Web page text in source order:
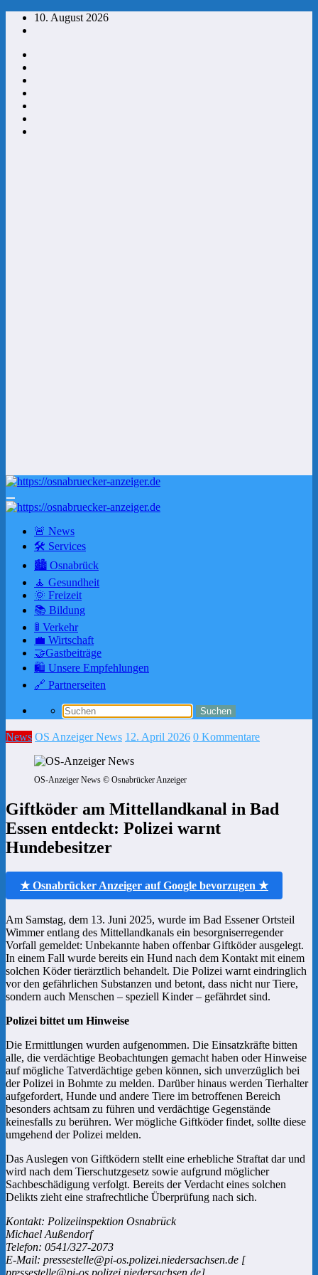
Zum
Inhalt
10. August 2026
🚨 News
🛠 Services
🏙️ Osnabrück
🧘 Gesundheit
🌞 Freizeit
📚 Bildung
🚦 Verkehr
💼 Wirtschaft
🤝Gastbeiträge
🛍️ Unsere Empfehlungen
🔗 Partnerseiten
News OS Anzeiger News 12. April 2026 0 Kommentare
OS-Anzeiger News © Osnabrücker Anzeiger
Giftköder am Mittellandkanal in Bad
Essen entdeckt: Polizei warnt
Hundebesitzer
★ Osnabrücker Anzeiger auf Google bevorzugen ★
Am Samstag, dem 13. Juni 2025, wurde im Bad Essener Ortsteil
Wimmer entlang des Mittellandkanals ein besorgniserregender
Vorfall gemeldet: Unbekannte haben offenbar Giftköder ausgelegt.
In einem Fall wurde bereits ein Hund nach dem Kontakt mit einem
solchen Köder tierärztlich behandelt. Die Polizei warnt eindringlich
vor den gefährlichen Substanzen und betont, dass nicht nur Tiere,
sondern auch Menschen – speziell Kinder – gefährdet sind.
Polizei bittet um Hinweise
Die Ermittlungen wurden aufgenommen. Die Einsatzkräfte bitten
alle, die verdächtige Beobachtungen gemacht haben oder Hinweise
auf mögliche Tatverdächtige geben können, sich unverzüglich bei
der Polizei in Bohmte zu melden. Darüber hinaus werden Tierhalter
aufgefordert, Hunde und andere Tiere im betroffenen Bereich
besonders achtsam zu führen und verdächtige Gegenstände
keinesfalls zu berühren. Wer mögliche Giftköder findet, sollte diese
umgehend der Polizei melden.
Das Auslegen von Giftködern stellt eine erhebliche Straftat dar und
wird nach dem Tierschutzgesetz sowie aufgrund möglicher
Sachbeschädigung verfolgt. Bereits der Verdacht eines solchen
Delikts zieht eine strafrechtliche Überprüfung nach sich.
Kontakt: Polizeiinspektion Osnabrück
Michael Außendorf
Telefon: 0541/327-2073
E-Mail: pressestelle@pi-os.polizei.niedersachsen.de [
pressestelle@pi-os.polizei.niedersachsen.de]